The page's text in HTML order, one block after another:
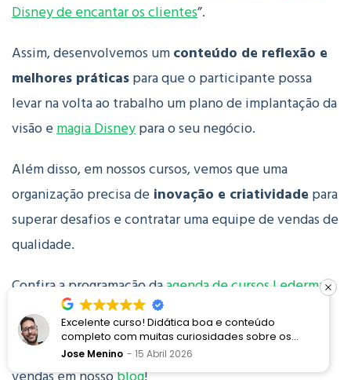
Disney de encantar os clientes”.
Assim, desenvolvemos umconteúdo de reflexão e
melhores práticaspara que o participante possa
levar na volta ao trabalho um plano de implantação da
visão emagia Disneypara o seu negócio.
Além disso, em nossos cursos, vemos que uma
organização precisa de inovação e criatividade para
superar desafios e contratar uma equipe de vendas de
qualidade.
Confira a programação daagenda de cursos Lederman
para 2025e faça a sua inscrição!
Leia também mais conteúdos sobre treinamentos e
Excelente curso! Didática boa e conteúdo
completo com muitas curiosidades sobre os
processos Disney e a proposta de encantamento
Jose Menino 15 Abril 2026